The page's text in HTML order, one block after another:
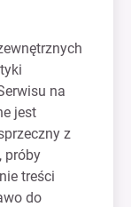
na
jest
z
próby
treści
do